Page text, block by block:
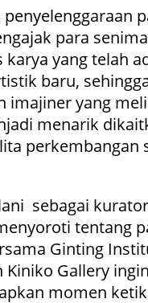
penyelenggaraan
para
karya yang telah
baru,
imajiner yang
menarik
perkembangan
sebagai
tentang
Ginting
Kiniko Gallery ingin
momen